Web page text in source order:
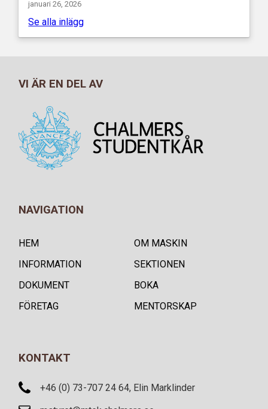
januari 26, 2026
Se alla inlägg
VI ÄR EN DEL AV
NAVIGATION
HEM
OM MASKIN
INFORMATION
SEKTIONEN
DOKUMENT
BOKA
FÖRETAG
MENTORSKAP
KONTAKT
+46 (0) 73-707 24 64, Elin Marklinder